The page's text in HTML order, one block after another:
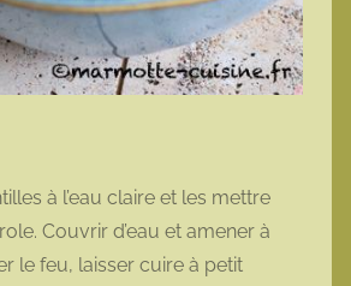
à l’eau claire et les mettre
Couvrir d’eau et amener à
le feu, laisser cuire à petit